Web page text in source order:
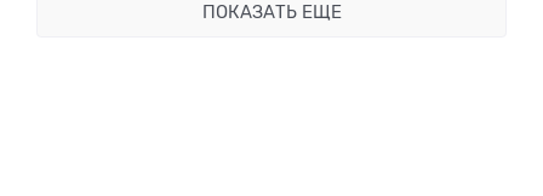
ПОКАЗАТЬ ЕЩЕ